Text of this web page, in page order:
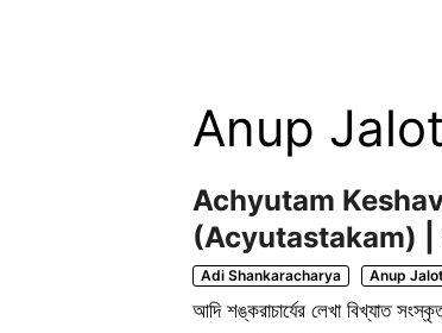
Anup
Achyutam
(Acyutastakam) |
Adi Shankaracharya Anup
আদি শঙ্করাচার্যের লেখা